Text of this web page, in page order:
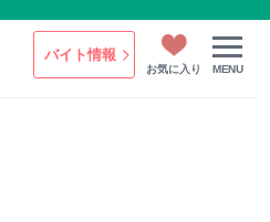
バイト情報
お気に入り MENU